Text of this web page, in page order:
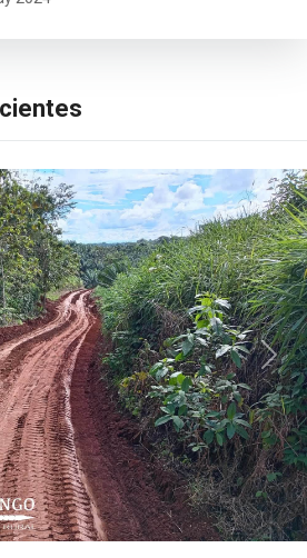
Next